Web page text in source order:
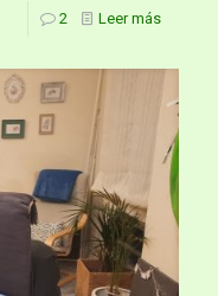
2 Leer más